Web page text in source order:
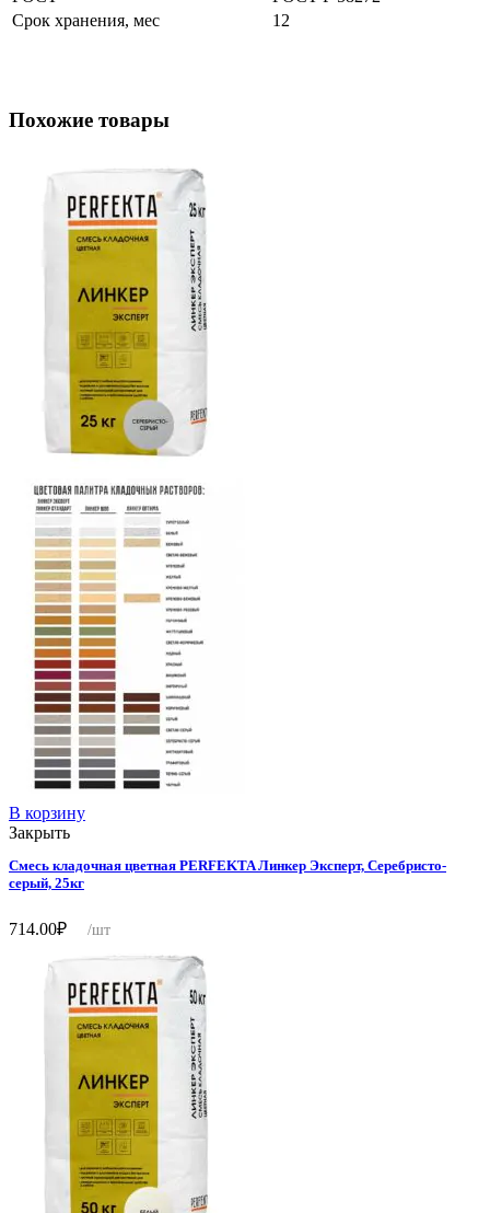
Срок хранения, мес
12
Похожие товары
В корзину
Закрыть
Смесь кладочная цветная PERFEKTA Линкер Эксперт, Серебристо-
серый, 25кг
714.00₽ /шт